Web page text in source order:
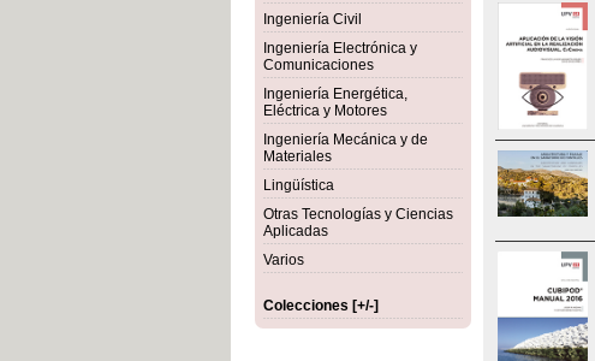
Ingeniería Civil
Ingeniería Electrónica y
Comunicaciones
Ingeniería Energética,
Eléctrica y Motores
Ingeniería Mecánica y de
Materiales
Lingüística
Otras Tecnologías y Ciencias
Aplicadas
Varios
Colecciones [+/-]